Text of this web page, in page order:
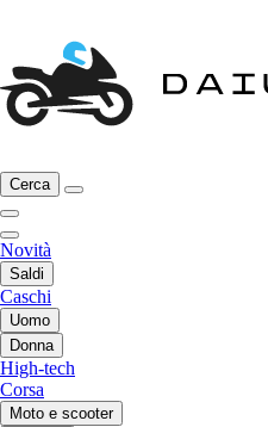
Cerca
Novità
Saldi
Caschi
Uomo
Donna
High-tech
Corsa
Moto e scooter